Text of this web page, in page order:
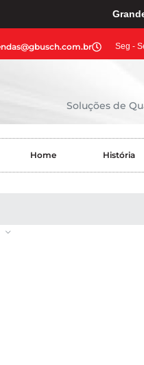
Seg -
Soluções de
Home História